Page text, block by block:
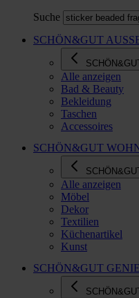
Suche
SCHÖN&GUT
Alle anzeigen
Bad & Beauty
Bekleidung
Taschen
Accessoires
SCHÖN&GUT
Alle anzeigen
Möbel
Dekor
Textilien
Küchenartikel
Kunst
SCHÖN&GUT